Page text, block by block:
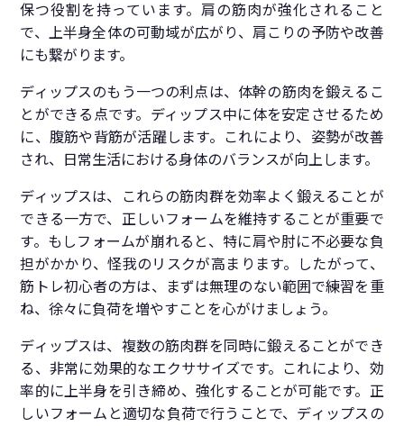
保つ役割を持っています。肩の筋肉が強化されること
で、上半身全体の可動域が広がり、肩こりの予防や改善
にも繋がります。
ディップスのもう一つの利点は、体幹の筋肉を鍛えるこ
とができる点です。ディップス中に体を安定させるため
に、腹筋や背筋が活躍します。これにより、姿勢が改善
され、日常生活における身体のバランスが向上します。
ディップスは、これらの筋肉群を効率よく鍛えることが
できる一方で、正しいフォームを維持することが重要で
す。もしフォームが崩れると、特に肩や肘に不必要な負
担がかかり、怪我のリスクが高まります。したがって、
筋トレ初心者の方は、まずは無理のない範囲で練習を重
ね、徐々に負荷を増やすことを心がけましょう。
ディップスは、複数の筋肉群を同時に鍛えることができ
る、非常に効果的なエクササイズです。これにより、効
率的に上半身を引き締め、強化することが可能です。正
しいフォームと適切な負荷で行うことで、ディップスの